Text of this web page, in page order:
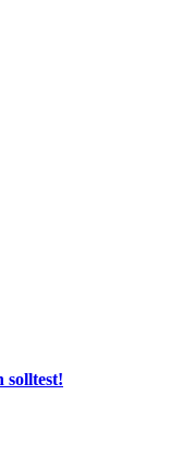
solltest!